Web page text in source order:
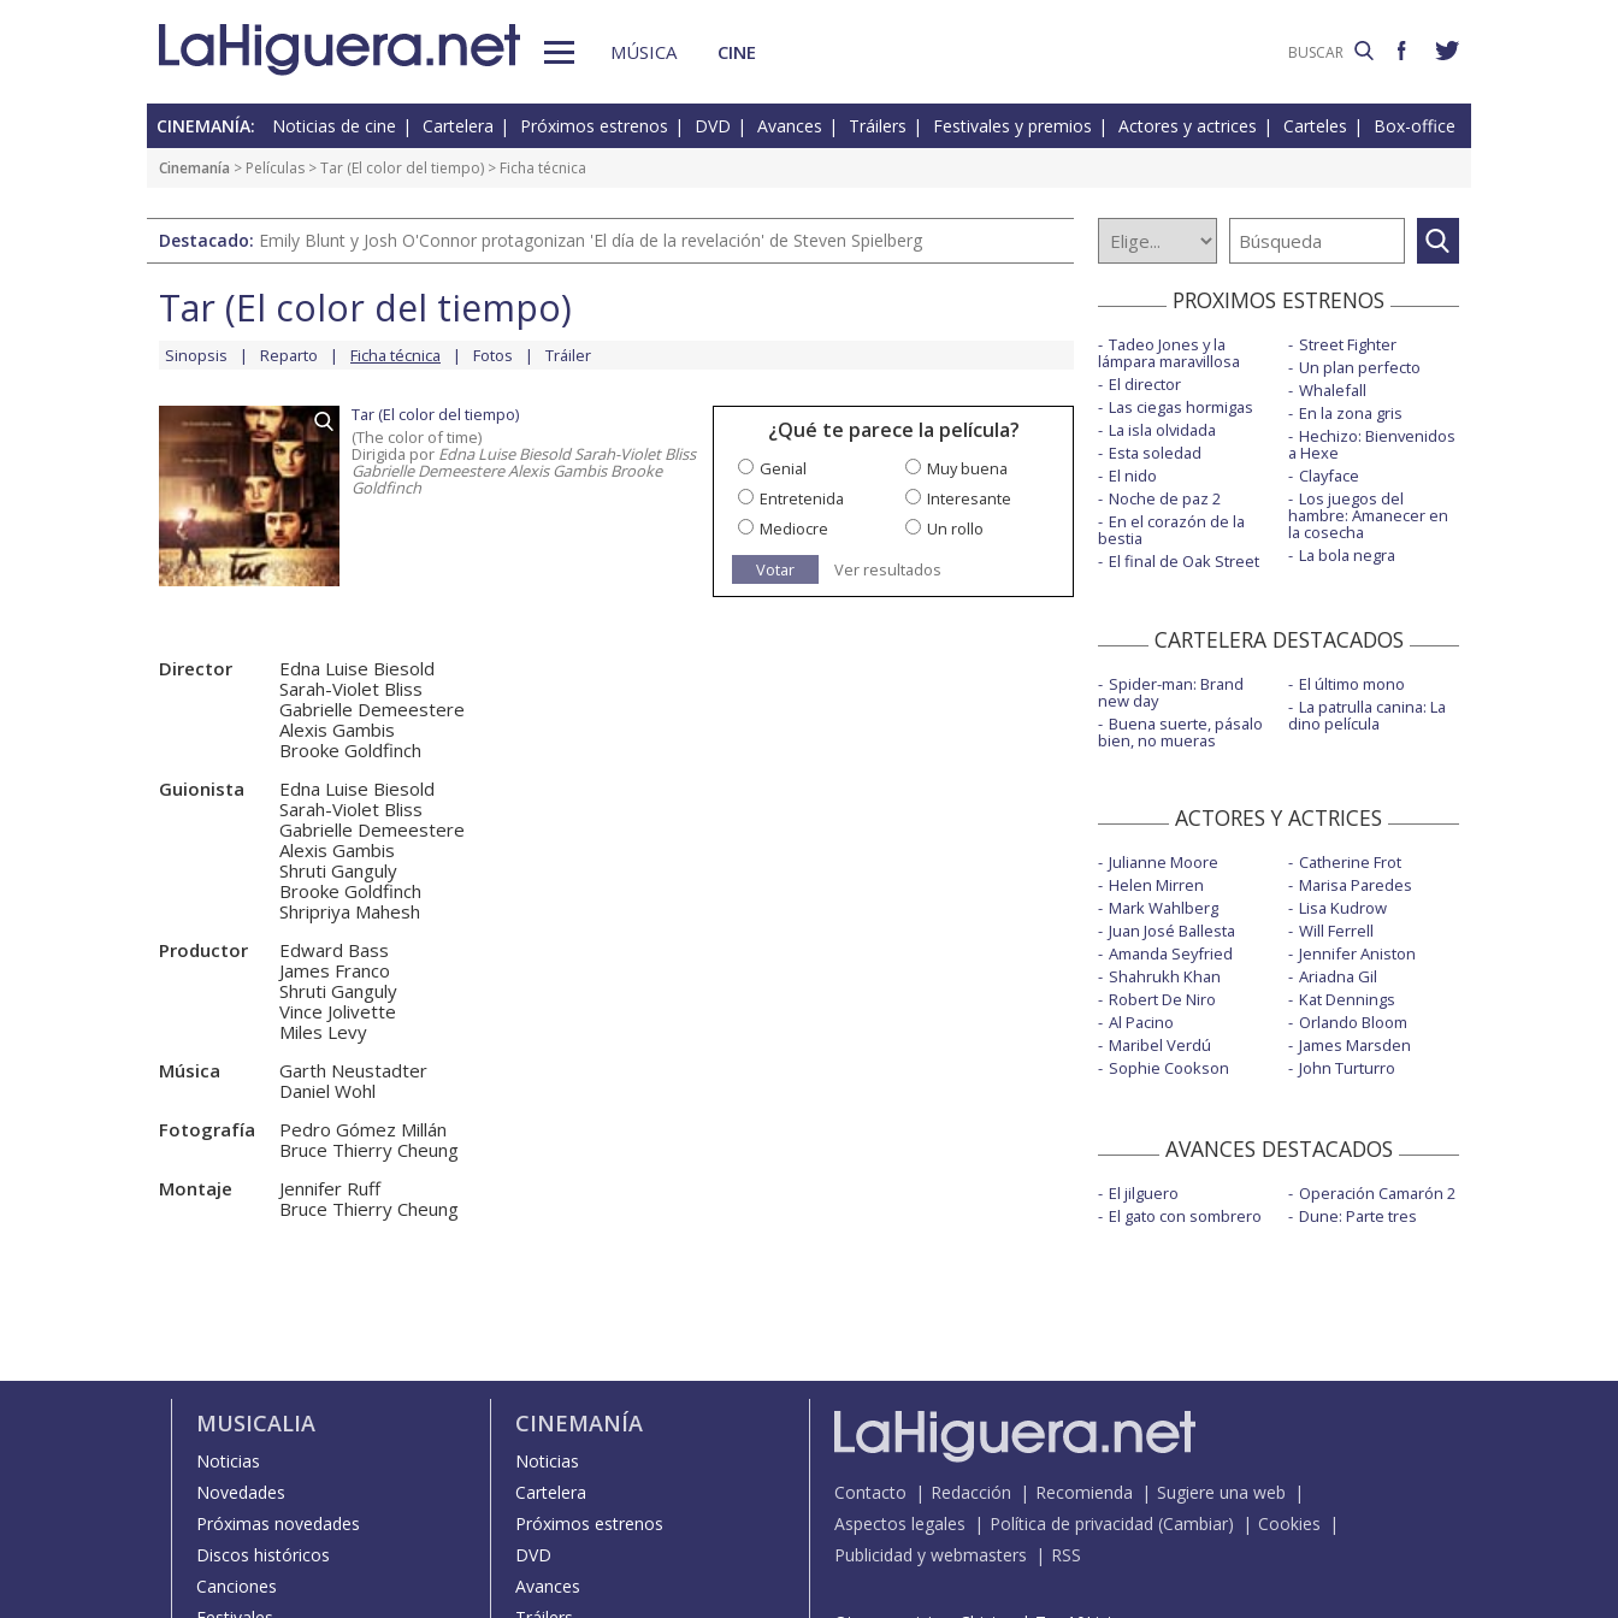
MÚSICA CINE
CINEMANÍA: Noticias de cine Cartelera Próximos estrenos DVD Avances Tráilers Festivales y premios Actores y actrices Carteles Box-office
Cinemanía > Películas >Tar (El color del tiempo) > Ficha técnica
Destacado: Emily Blunt y Josh O'Connor protagonizan 'El día de la revelación' de Steven Spielberg
Tar (El color del tiempo)
Sinopsis Reparto Ficha técnica Fotos Tráiler
Tar (El color del tiempo)
(The color of time)
Dirigida por Edna Luise Biesold Sarah-Violet Bliss
Gabrielle Demeestere Alexis Gambis Brooke
Goldfinch
¿Qué te parece la película?
Genial
Muy buena
Entretenida
Interesante
Mediocre
Un rollo
Votar
Ver resultados
Director
Edna Luise Biesold
Sarah-Violet Bliss
Gabrielle Demeestere
Alexis Gambis
Brooke Goldfinch
Guionista
Edna Luise Biesold
Sarah-Violet Bliss
Gabrielle Demeestere
Alexis Gambis
Shruti Ganguly
Brooke Goldfinch
Shripriya Mahesh
Productor
Edward Bass
James Franco
Shruti Ganguly
Vince Jolivette
Miles Levy
Música
Garth Neustadter
Daniel Wohl
Fotografía
Pedro Gómez Millán
Bruce Thierry Cheung
Montaje
Jennifer Ruff
Bruce Thierry Cheung
PROXIMOS ESTRENOS
Tadeo Jones y la
lámpara maravillosa
El director
Las ciegas hormigas
La isla olvidada
Esta soledad
El nido
Noche de paz 2
En el corazón de la
bestia
El final de Oak Street
Street Fighter
Un plan perfecto
Whalefall
En la zona gris
Hechizo: Bienvenidos
a Hexe
Clayface
Los juegos del
hambre: Amanecer en
la cosecha
La bola negra
CARTELERA DESTACADOS
Spider-man: Brand
new day
Buena suerte, pásalo
bien, no mueras
El último mono
La patrulla canina: La
dino película
ACTORES Y ACTRICES
Julianne Moore
Helen Mirren
Mark Wahlberg
Juan José Ballesta
Amanda Seyfried
Shahrukh Khan
Robert De Niro
Al Pacino
Maribel Verdú
Sophie Cookson
Catherine Frot
Marisa Paredes
Lisa Kudrow
Will Ferrell
Jennifer Aniston
Ariadna Gil
Kat Dennings
Orlando Bloom
James Marsden
John Turturro
AVANCES DESTACADOS
El jilguero
El gato con sombrero
Operación Camarón 2
Dune: Parte tres
MUSICALIA
Noticias
Novedades
Próximas novedades
Discos históricos
Canciones
CINEMANÍA
Noticias
Cartelera
Próximos estrenos
DVD
Avances
Contacto Redacción Recomienda
Sugiere una web
Aspectos legales
Política de privacidad (Cambiar)
Cookies
Publicidad y webmasters
RSS